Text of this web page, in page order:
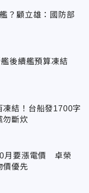
？顧立雄：國防部
艦後續艦預算凍結
凍結！台船發1700字
勿斷炊
月要漲電價 卓榮
價優先